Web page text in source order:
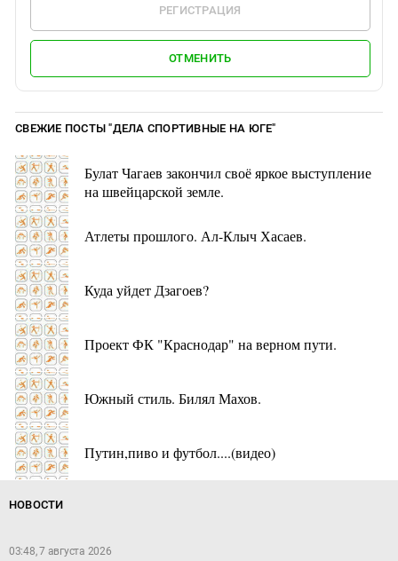
РЕГИСТРАЦИЯ
ОТМЕНИТЬ
СВЕЖИЕ ПОСТЫ "ДЕЛА СПОРТИВНЫЕ НА ЮГЕ"
Булат Чагаев закончил своё яркое выступление
на швейцарской земле.
Атлеты прошлого. Ал-Клыч Хасаев.
Куда уйдет Дзагоев?
Проект ФК "Краснодар" на верном пути.
Южный стиль. Билял Махов.
Путин,пиво и футбол....(видео)
НОВОСТИ
03:48, 7 августа 2026